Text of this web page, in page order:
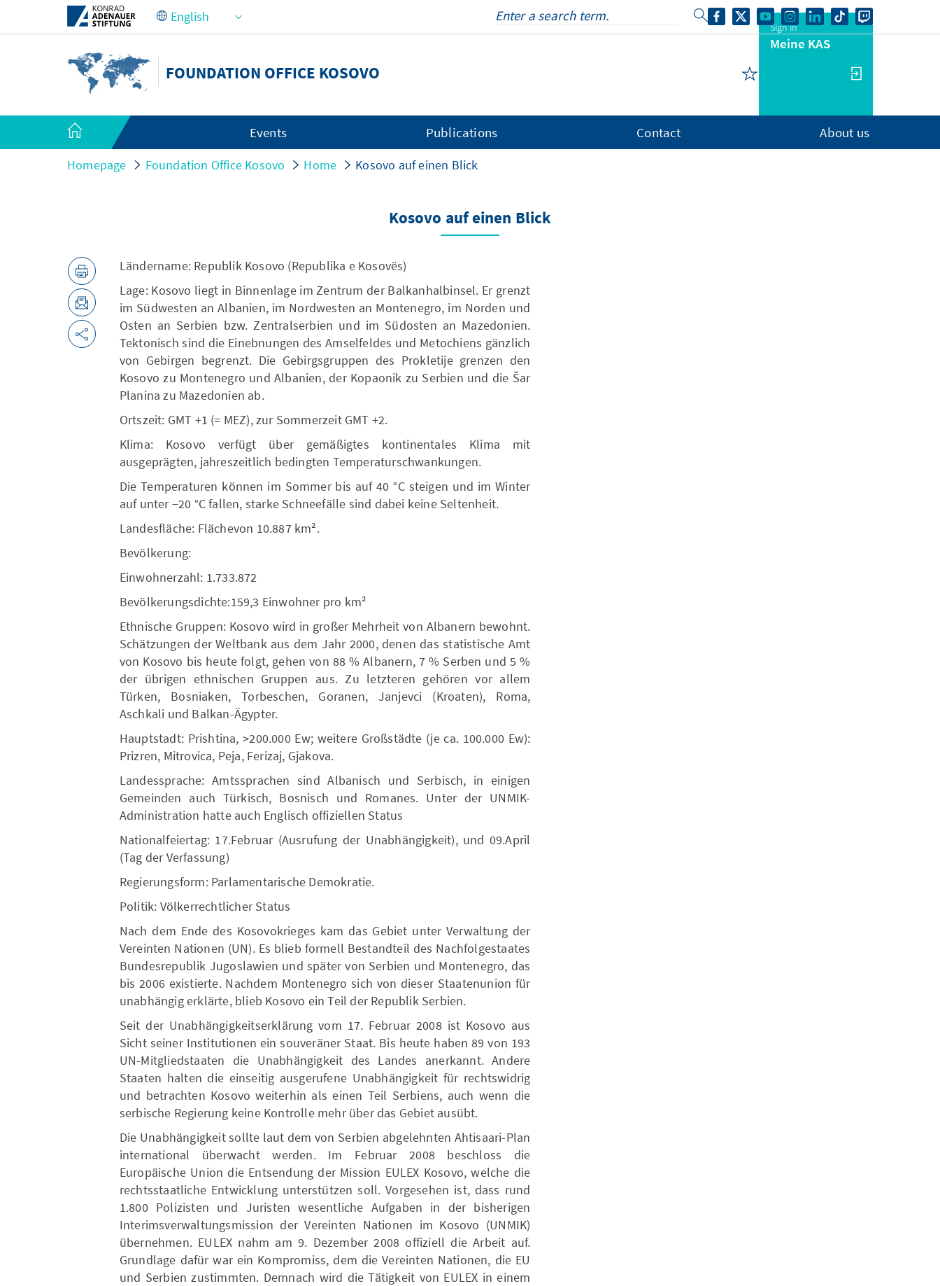
Skip to Main Content
FOUNDATION OFFICE KOSOVO
Sign in
Meine KAS
Events Publications Contact About us
Homepage Foundation Office Kosovo Home Kosovo auf einen Blick
Kosovo auf einen Blick
Ländername: Republik Kosovo (Republika e Kosovës)
Lage: Kosovo liegt in Binnenlage im Zentrum der Balkanhalbinsel. Er grenzt
im Südwesten an Albanien, im Nordwesten an Montenegro, im Norden und
Osten an Serbien bzw. Zentralserbien und im Südosten an Mazedonien.
Tektonisch sind die Einebnungen des Amselfeldes und Metochiens gänzlich
von Gebirgen begrenzt. Die Gebirgsgruppen des Prokletije grenzen den
Kosovo zu Montenegro und Albanien, der Kopaonik zu Serbien und die Šar
Planina zu Mazedonien ab.
Ortszeit: GMT +1 (= MEZ), zur Sommerzeit GMT +2.
Klima: Kosovo verfügt über gemäßigtes kontinentales Klima mit
ausgeprägten, jahreszeitlich bedingten Temperaturschwankungen.
Die Temperaturen können im Sommer bis auf 40 °C steigen und im Winter
auf unter −20 °C fallen, starke Schneefälle sind dabei keine Seltenheit.
Landesfläche: Flächevon 10.887 km².
Bevölkerung:
Einwohnerzahl: 1.733.872
Bevölkerungsdichte:159,3 Einwohner pro km²
Ethnische Gruppen: Kosovo wird in großer Mehrheit von Albanern bewohnt.
Schätzungen der Weltbank aus dem Jahr 2000, denen das statistische Amt
von Kosovo bis heute folgt, gehen von 88 % Albanern, 7 % Serben und 5 %
der übrigen ethnischen Gruppen aus. Zu letzteren gehören vor allem
Türken, Bosniaken, Torbeschen, Goranen, Janjevci (Kroaten), Roma,
Aschkali und Balkan-Ägypter.
Hauptstadt: Prishtina, >200.000 Ew; weitere Großstädte (je ca. 100.000 Ew):
Prizren, Mitrovica, Peja, Ferizaj, Gjakova.
Landessprache: Amtssprachen sind Albanisch und Serbisch, in einigen
Gemeinden auch Türkisch, Bosnisch und Romanes. Unter der UNMIK-
Administration hatte auch Englisch offiziellen Status
Nationalfeiertag: 17.Februar (Ausrufung der Unabhängigkeit), und 09.April
(Tag der Verfassung)
Regierungsform: Parlamentarische Demokratie.
Politik: Völkerrechtlicher Status
Nach dem Ende des Kosovokrieges kam das Gebiet unter Verwaltung der
Vereinten Nationen (UN). Es blieb formell Bestandteil des Nachfolgestaates
Bundesrepublik Jugoslawien und später von Serbien und Montenegro, das
bis 2006 existierte. Nachdem Montenegro sich von dieser Staatenunion für
unabhängig erklärte, blieb Kosovo ein Teil der Republik Serbien.
Seit der Unabhängigkeitserklärung vom 17. Februar 2008 ist Kosovo aus
Sicht seiner Institutionen ein souveräner Staat. Bis heute haben 89 von 193
UN-Mitgliedstaaten die Unabhängigkeit des Landes anerkannt. Andere
Staaten halten die einseitig ausgerufene Unabhängigkeit für rechtswidrig
und betrachten Kosovo weiterhin als einen Teil Serbiens, auch wenn die
serbische Regierung keine Kontrolle mehr über das Gebiet ausübt.
Die Unabhängigkeit sollte laut dem von Serbien abgelehnten Ahtisaari-Plan
international überwacht werden. Im Februar 2008 beschloss die
Europäische Union die Entsendung der Mission EULEX Kosovo, welche die
rechtsstaatliche Entwicklung unterstützen soll. Vorgesehen ist, dass rund
1.800 Polizisten und Juristen wesentliche Aufgaben in der bisherigen
Interimsverwaltungsmission der Vereinten Nationen im Kosovo (UNMIK)
übernehmen. EULEX nahm am 9. Dezember 2008 offiziell die Arbeit auf.
Grundlage dafür war ein Kompromiss, dem die Vereinten Nationen, die EU
und Serbien zustimmten. Demnach wird die Tätigkeit von EULEX in einem